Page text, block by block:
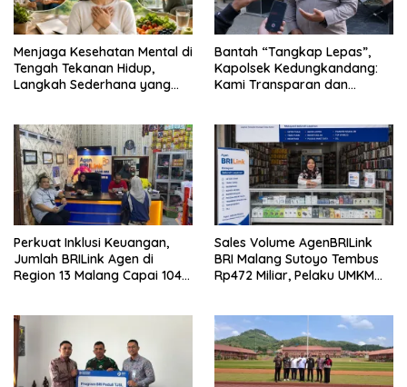
Menjaga Kesehatan Mental di
Tengah Tekanan Hidup,
Langkah Sederhana yang
Bantah “Tangkap Lepas”,
Kapolsek Kedungkandang:
Kami Transparan dan
Perkuat Inklusi Keuangan,
Jumlah BRILink Agen di
Region 13 Malang Capai 104
Sales Volume AgenBRILink
BRI Malang Sutoyo Tembus
Rp472 Miliar, Pelaku UMKM